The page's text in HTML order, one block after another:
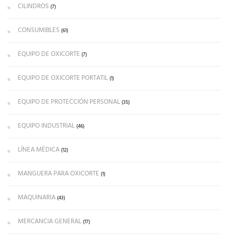
CILINDROS (7)
CONSUMIBLES (61)
EQUIPO DE OXICORTE (7)
EQUIPO DE OXICORTE PORTATIL(1)
EQUIPO DE PROTECCIÓN PERSONAL(35)
EQUIPO INDUSTRIAL(46)
LÍNEA MÉDICA(12)
MANGUERA PARA OXICORTE (1)
MAQUINARIA(43)
MERCANCIA GENERAL(17)